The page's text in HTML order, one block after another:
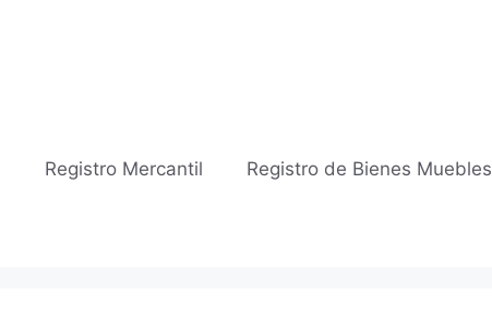
Registro Mercantil Registro de Bienes Muebles